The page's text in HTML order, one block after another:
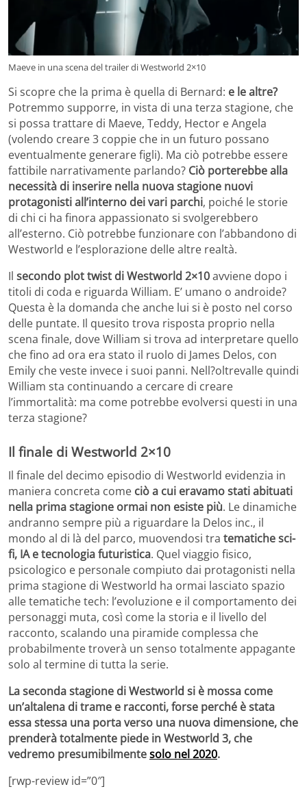
Maeve in una scena del trailer di Westworld 2×10
Si scopre che la prima è quella di Bernard: e le altre?
Potremmo supporre, in vista di una terza stagione, che
si possa trattare di Maeve, Teddy, Hector e Angela
(volendo creare 3 coppie che in un futuro possano
eventualmente generare figli). Ma ciò potrebbe essere
fattibile narrativamente parlando? Ciò porterebbe alla
necessità di inserire nella nuova stagione nuovi
protagonisti all’interno dei vari parchi, poiché le storie
di chi ci ha finora appassionato si svolgerebbero
all’esterno. Ciò potrebbe funzionare con l’abbandono di
Westworld e l’esplorazione delle altre realtà.
Il secondo plot twist di Westworld 2×10avviene dopo i
titoli di coda e riguarda William. E’ umano o androide?
Questa è la domanda che anche lui si è posto nel corso
delle puntate. Il quesito trova risposta proprio nella
scena finale, dove William si trova ad interpretare quello
che fino ad ora era stato il ruolo di James Delos, con
Emily che veste invece i suoi panni. Nell?oltrevalle quindi
William sta continuando a cercare di creare
l’immortalità: ma come potrebbe evolversi questi in una
terza stagione?
Il finale di Westworld 2×10
Il finale del decimo episodio di Westworld evidenzia in
maniera concreta come ciò a cui eravamo stati abituati
nella prima stagione ormai non esiste più. Le dinamiche
andranno sempre più a riguardare la Delos inc., il
mondo al di là del parco, muovendosi tra tematiche sci-
fi, IA e tecnologia futuristica. Quel viaggio fisico,
psicologico e personale compiuto dai protagonisti nella
prima stagione di Westworld ha ormai lasciato spazio
alle tematiche tech: l’evoluzione e il comportamento dei
personaggi muta, così come la storia e il livello del
racconto, scalando una piramide complessa che
probabilmente troverà un senso totalmente appagante
solo al termine di tutta la serie.
La seconda stagione di Westworld si è mossa come
un’altalena di trame e racconti, forse perché è stata
essa stessa una porta verso una nuova dimensione, che
prenderà totalmente piede in Westworld 3, che
vedremo presumibilmentesolo nel 2020.
[rwp-review id=”0″]